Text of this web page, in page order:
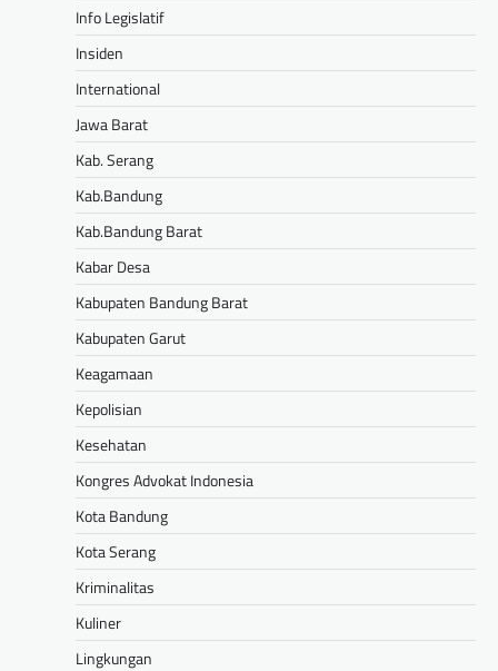
Info Legislatif
Insiden
International
Jawa Barat
Kab. Serang
Kab.Bandung
Kab.Bandung Barat
Kabar Desa
Kabupaten Bandung Barat
Kabupaten Garut
Keagamaan
Kepolisian
Kesehatan
Kongres Advokat Indonesia
Kota Bandung
Kota Serang
Kriminalitas
Kuliner
Lingkungan